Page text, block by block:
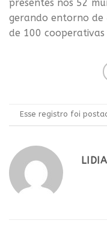
presentes nos 52
gerando entorno de
de 100 cooperativas
Esse registro foi